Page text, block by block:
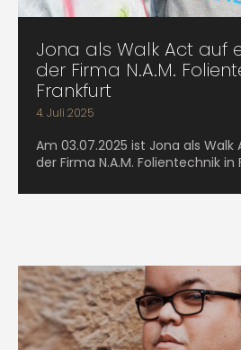
Jona als Walk Act auf
der Firma N.A.M.
Frankfurt
4. Juli 2025
Am 03.07.2025 ist Jona als
der Firma N.A.M. Folientechnik